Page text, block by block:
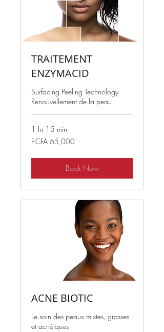
TRAITEMENT
ENZYMACID
Surfacing Peeling Technology
Renouvellement de la peau
1 hr 15 min
65,000
West
F CFA 65,000
Book Now
ACNE BIOTIC
Le soin des peaux mixtes, grasses
et acnéiques